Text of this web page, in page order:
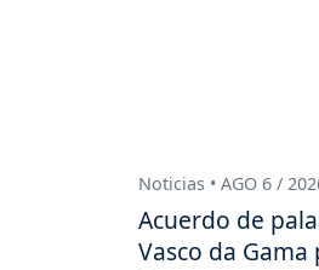
Noticias • AGO 6 /
Acuerdo de
Vasco da